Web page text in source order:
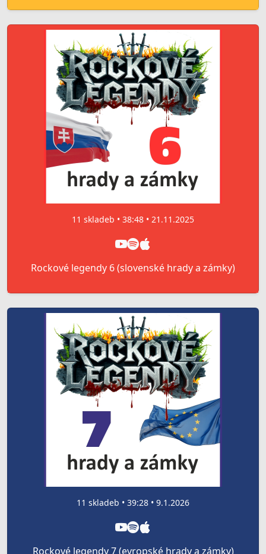
11 skladeb • 38:48 • 21.11.2025
Rockové legendy 6 (slovenské hrady a zámky)
11 skladeb • 39:28 • 9.1.2026
Rockové legendy 7 (evropské hrady a zámky)